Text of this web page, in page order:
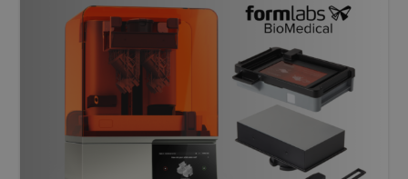
varianter.
väljas